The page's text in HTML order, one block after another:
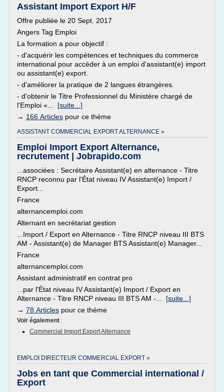
Assistant Import Export H/F
Offre publiée le 20 Sept. 2017
Angers Tag Emploi
La formation a pour objectif :
- d'acquérir les compétences et techniques du commerce
international pour accéder à un emploi d'assistant(e) import
ou assistant(e) export.
- d'améliorer la pratique de 2 langues étrangères.
- d'obtenir le Titre Professionnel du Ministère chargé de
l'Emploi «... [suite...]
→ 166 Articles pour ce thème
ASSISTANT COMMERCIAL EXPORT ALTERNANCE »
Emploi Import Export Alternance,
recrutement | Jobrapido.com
...associées : Secrétaire Assistant(e) en alternance - Titre
RNCP reconnu par l'État niveau IV Assistant(e) Import /
Export...
France
alternancemploi.com
Alternant en secrétariat gestion
...Import / Export en Alternance - Titre RNCP niveau III BTS
AM - Assistant(e) de Manager BTS Assistant(e) Manager...
France
alternancemploi.com
Assistant administratif en contrat pro
...par l'État niveau IV Assistant(e) Import / Export en
Alternance - Titre RNCP niveau III BTS AM -... [suite...]
→ 78 Articles pour ce thème
Voir également :
Commercial Import Export Alternance
EMPLOI DIRECTEUR COMMERCIAL EXPORT »
Jobs en tant que Commercial international /
Export